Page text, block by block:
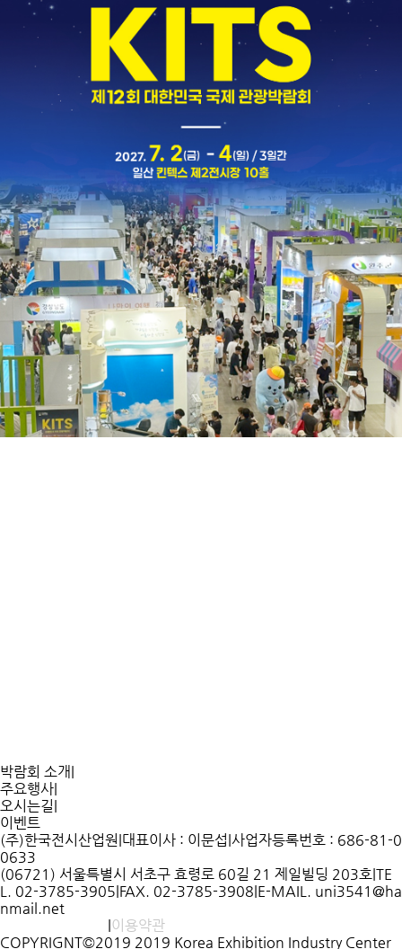
공지사항
보도자료
[경기일보] ‘글로컬 여행의 시작’ 제11회 대한민국 국제 관광박람회 킨텍서 돛 올렸다
KITS EVENT
박람회 소개
주요행사
오시는길
이벤트
(주)한국전시산업원 대표이사 : 이문섭 사업자등록번호 : 686-81-0
0633
(06721) 서울특별시 서초구 효령로 60길 21 제일빌딩 203호 TE
L. 02-3785-3905 FAX. 02-3785-3908 E-MAIL. uni3541@ha
nmail.net
이용약관
COPYRIGNT©2019 2019 Korea Exhibition Industry Center